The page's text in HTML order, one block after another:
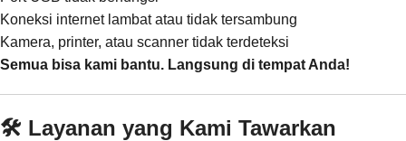
Koneksi internet lambat atau tidak tersambung
Kamera, printer, atau scanner tidak terdeteksi
Semua bisa kami bantu. Langsung di tempat Anda!
🛠️ Layanan yang Kami Tawarkan